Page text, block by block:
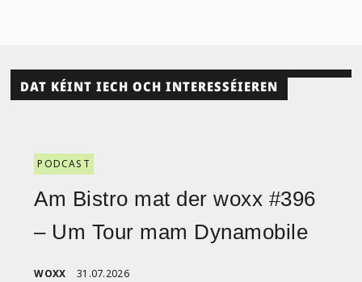
DAT KÉINT IECH OCH INTERESSÉIEREN
PODCAST
Am Bistro mat der woxx #396
– Um Tour mam Dynamobile
WOXX 31.07.2026